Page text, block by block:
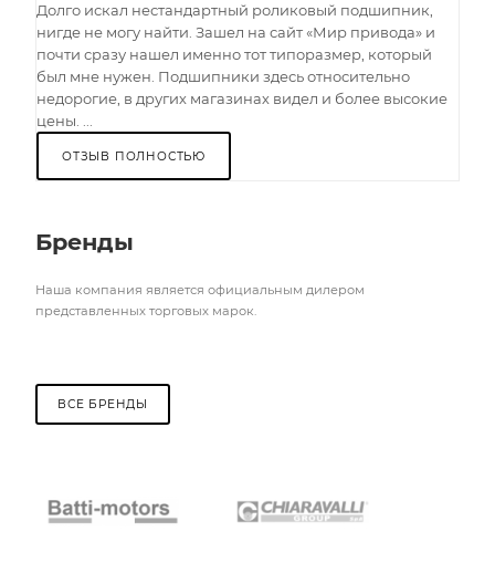
Долго искал нестандартный роликовый подшипник,
нигде не могу найти. Зашел на сайт «Мир привода» и
почти сразу нашел именно тот типоразмер, который
был мне нужен. Подшипники здесь относительно
недорогие, в других магазинах видел и более высокие
цены. ...
ОТЗЫВ ПОЛНОСТЬЮ
Бренды
Наша компания является официальным дилером
представленных торговых марок.
ВСЕ БРЕНДЫ